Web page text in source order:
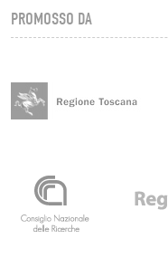
PROMOSSO DA